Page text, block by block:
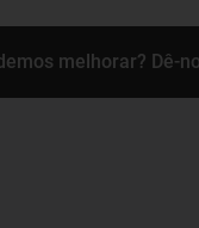
melhorar? Dê-